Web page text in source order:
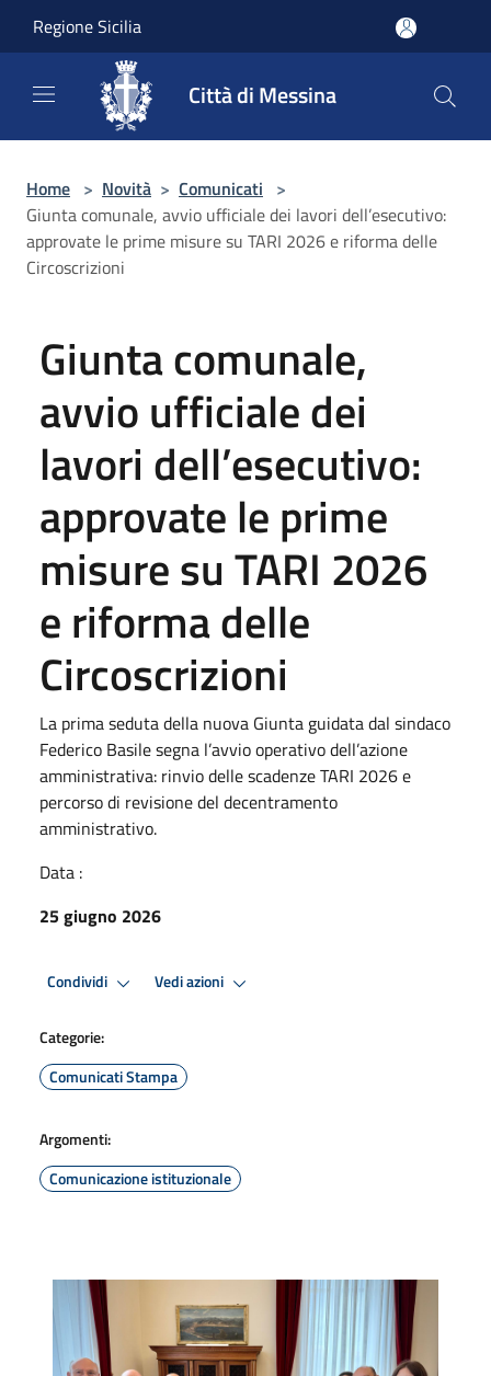
Regione Sicilia
Città di Messina
Home > Novità > Comunicati >
Giunta comunale, avvio ufficiale dei lavori dell’esecutivo:
approvate le prime misure su TARI 2026 e riforma delle
Circoscrizioni
Giunta comunale,
avvio ufficiale dei
lavori dell’esecutivo:
approvate le prime
misure su TARI 2026
e riforma delle
Circoscrizioni
La prima seduta della nuova Giunta guidata dal sindaco
Federico Basile segna l’avvio operativo dell’azione
amministrativa: rinvio delle scadenze TARI 2026 e
percorso di revisione del decentramento
amministrativo.
Data :
25 giugno 2026
Condividi Vedi azioni
Categorie:
Comunicati Stampa
Argomenti:
Comunicazione istituzionale